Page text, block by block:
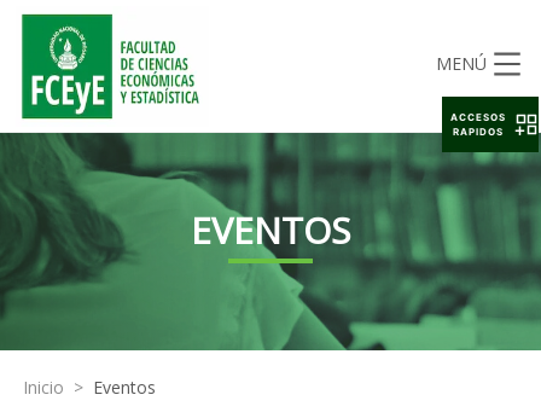
MENÚ
EVENTOS
Inicio > Eventos
ACCESOS
RAPIDOS